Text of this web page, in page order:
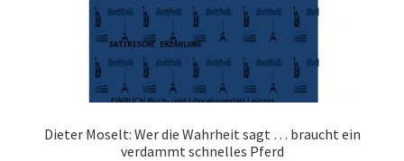
Dieter Moselt: Wer die Wahrheit sagt … braucht ein
verdammt schnelles Pferd